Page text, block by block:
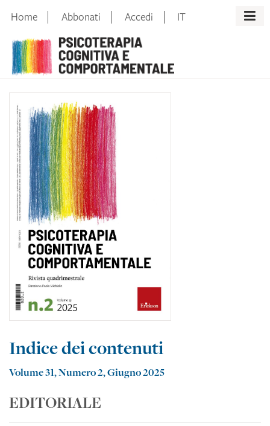
content
Home Abbonati Accedi IT
Indice dei contenuti
Volume 31, Numero 2, Giugno 2025
EDITORIALE